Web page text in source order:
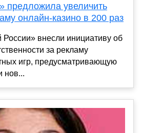
предложила увеличить
онлайн-казино в 200 раз
внесли инициативу об
за рекламу
игр, предусматривающую
нов...